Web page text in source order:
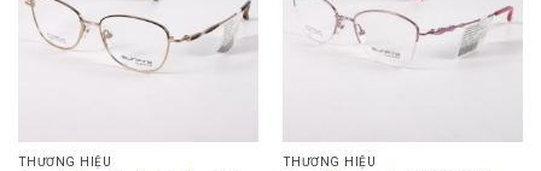
THƯƠNG HIỆU THƯƠNG HIỆU